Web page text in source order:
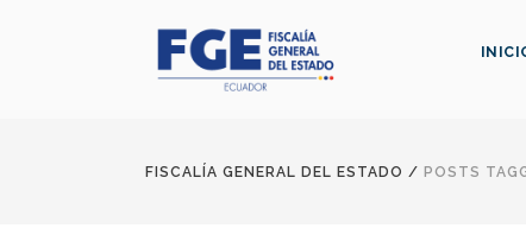
FISCALÍA GENERAL DEL ESTADO / POSTS